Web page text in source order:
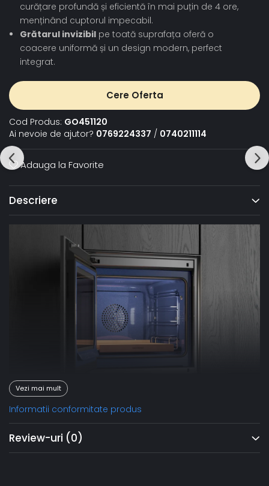
curățare profundă și eficientă în mai puțin de 4 ore,
menținând cuptorul impecabil.
Grătarul invizibil pe toată suprafața oferă o
coacere uniformă și un design modern, perfect
integrat.
Cere Oferta
Cod Produs: GO451120
Ai nevoie de ajutor? 0769224337 / 0740211114
Adauga la Favorite
Descriere
Programe automate și setări individuale
Vezi mai mult
Informatii conformitate produs
Review-uri (0)